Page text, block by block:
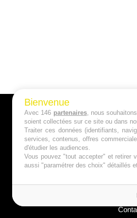
A
Qui
Mentions
Politique
Bienvenue
Avec 146 partenaires, nous
soient collectées sur ce site ou dans
Traiter ces données (identifiants,
services, contenus, offres
d'étudier les audiences.
Vous pouvez "tout accepter" et retirer
aussi "paramétrer des choix" détaillés